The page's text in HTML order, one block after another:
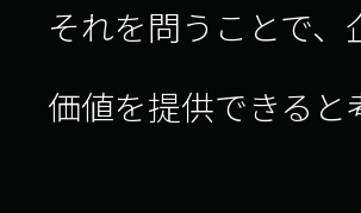
それを問うことで
価値を提供できると